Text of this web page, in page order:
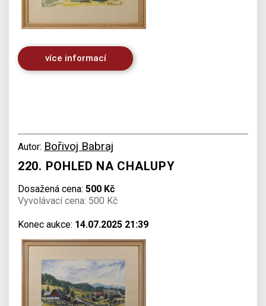
více informací
Autor: Bořivoj Babraj
220. POHLED NA CHALUPY
Dosažená cena: 500 Kč
Vyvolávací cena: 500 Kč
Konec aukce: 14.07.2025 21:39